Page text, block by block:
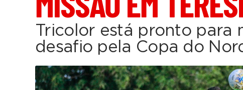
Tricolor está pronto para
desafio pela Copa do